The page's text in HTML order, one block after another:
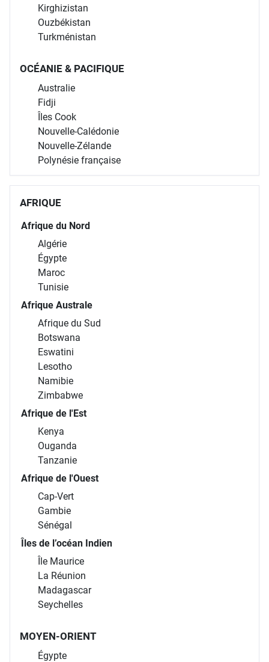
Kirghizistan
Ouzbékistan
Turkménistan
OCÉANIE & PACIFIQUE
Australie
Fidji
Îles Cook
Nouvelle-Calédonie
Nouvelle-Zélande
Polynésie française
AFRIQUE
Afrique du Nord
Algérie
Égypte
Maroc
Tunisie
Afrique Australe
Afrique du Sud
Botswana
Eswatini
Lesotho
Namibie
Zimbabwe
Afrique de l'Est
Kenya
Ouganda
Tanzanie
Afrique de l'Ouest
Cap-Vert
Gambie
Sénégal
Îles de l’océan Indien
Île Maurice
La Réunion
Madagascar
Seychelles
MOYEN-ORIENT
Égypte